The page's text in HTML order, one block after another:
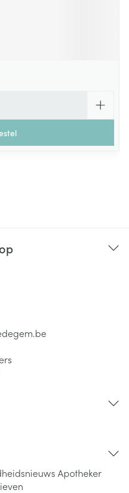
Apotheker